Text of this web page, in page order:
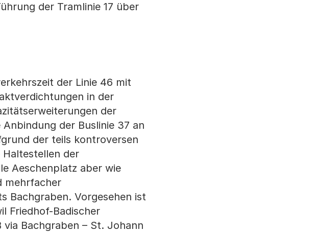
der Tramlinie 17 über
der Linie 46 mit
in der
der
der Buslinie 37 an
der teils kontroversen
Haltestellen der
Aeschenplatz aber wie
mehrfacher
Bachgraben. Vorgesehen ist
Friedhof-Badischer
Bachgraben – St. Johann